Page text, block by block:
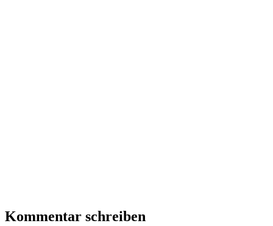
Kommentar schreiben